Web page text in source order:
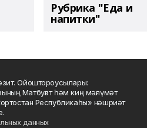
Рубрика "Еда и
напитки"
Ойоштороусылары:
Матбуғат һәм киң мәғлүмәт
Республикаһы» нәшриәт
данных